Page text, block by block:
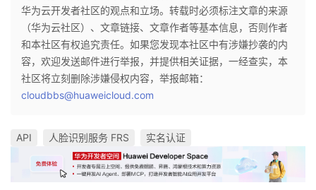
华为云开发者社区的观点和立场。转载时必须标注文章的来源
（华为云社区）、文章链接、文章作者等基本信息，否则作者
和本社区有权追究责任。如果您发现本社区中有涉嫌抄袭的内
容，欢迎发送邮件进行举报，并提供相关证据，一经查实，本
社区将立刻删除涉嫌侵权内容，举报邮箱：
cloudbbs@huaweicloud.com
API 人脸识别服务 FRS 实名认证